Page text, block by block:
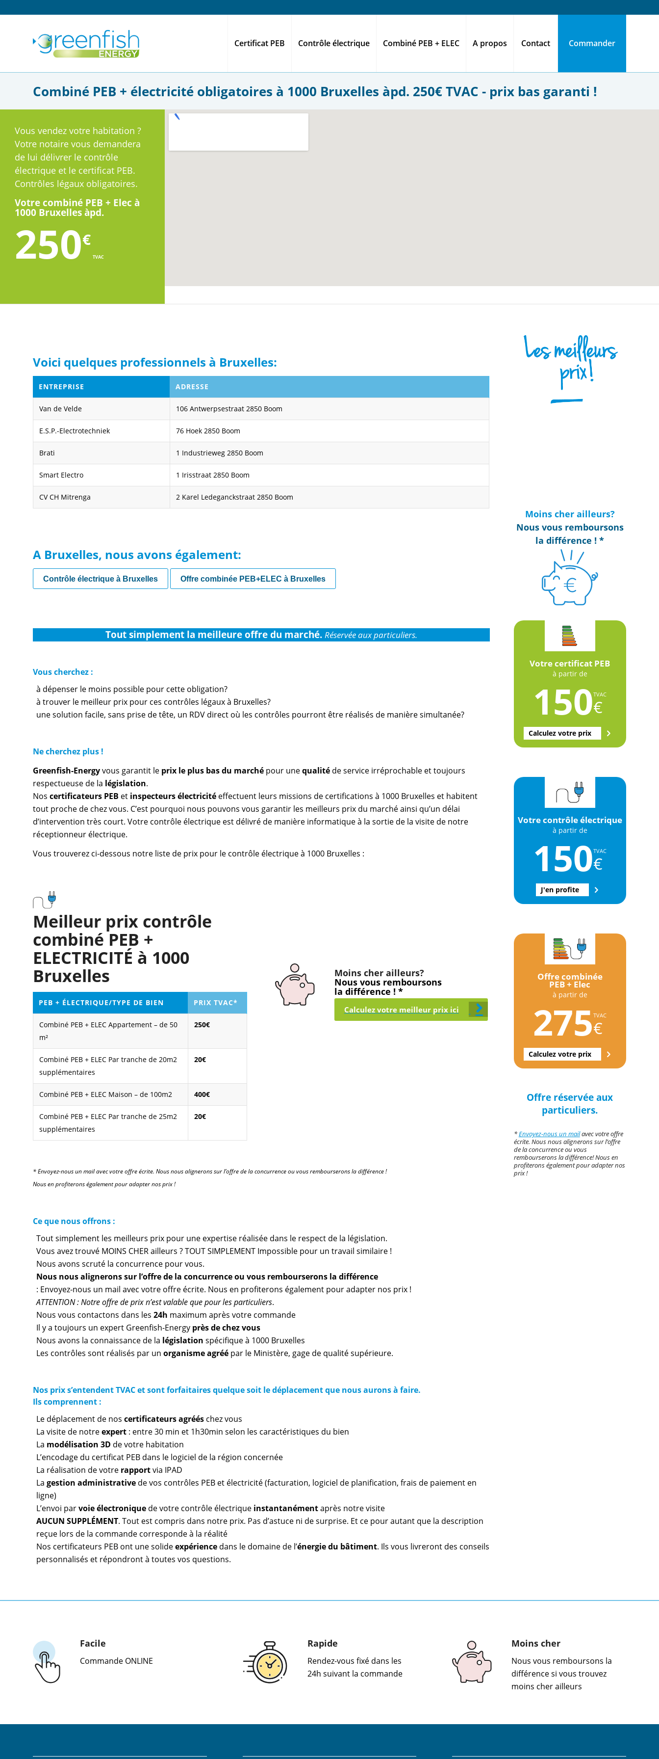
Certificat PEB Contrôle électrique Combiné PEB + ELEC A propos Contact Commander
Combiné PEB + électricité obligatoires à 1000 Bruxelles àpd. 250€ TVAC - prix bas garanti !
Vous vendez votre habitation ?
Votre notaire vous demandera
de lui délivrer le contrôle
électrique et le certificat PEB.
Contrôles légaux obligatoires.
Votre combiné PEB + Elec à
1000 Bruxelles àpd.
250€
TVAC
Voici quelques professionnels à Bruxelles:
ENTREPRISE ADRESSE
Van de Velde 106 Antwerpsestraat 2850 Boom
E.S.P.-Electrotechniek 76 Hoek 2850 Boom
Brati 1 Industrieweg 2850 Boom
Smart Electro 1 Irisstraat 2850 Boom
CV CH Mitrenga 2 Karel Ledeganckstraat 2850 Boom
A Bruxelles, nous avons également:
Contrôle électrique à Bruxelles Offre combinée PEB+ELEC à Bruxelles
Tout simplement la meilleure offre du marché. Réservée aux particuliers.
Vous cherchez :
à dépenser le moins possible pour cette obligation?
à trouver le meilleur prix pour ces contrôles légaux à Bruxelles?
une solution facile, sans prise de tête, un RDV direct où les contrôles pourront être réalisés de manière simultanée?
Ne cherchez plus !
Greenfish-Energyvous garantit le prix le plus bas du marché pour unequalité de service irréprochable et toujours
respectueuse de la législation.
Nos certificateurs PEB et inspecteurs électricité effectuent leurs missions de certifications à 1000 Bruxelles et habitent
tout proche de chez vous. C’est pourquoi nous pouvons vous garantir les meilleurs prix du marché ainsi qu’un délai
d’intervention très court. Votre contrôle électrique est délivré de manière informatique à la sortie de la visite de notre
réceptionneur électrique.
Vous trouverez ci-dessous notre liste de prix pour le contrôle électrique à 1000 Bruxelles :
Meilleur prix contrôle
combiné PEB +
ELECTRICITÉ à 1000
Bruxelles
PEB + ÉLECTRIQUE/TYPE DE BIEN PRIX TVAC*
Combiné PEB + ELEC Appartement – de 50
m²
250€
Combiné PEB + ELEC Par tranche de 20m2
supplémentaires
20€
Combiné PEB + ELEC Maison – de 100m2 400€
Combiné PEB + ELEC Par tranche de 25m2
supplémentaires
20€
Moins cher ailleurs?
Nous vous remboursons
la différence ! *
Calculez votre meilleur prix ici
* Envoyez-nous un mail avec votre offre écrite. Nous nous alignerons sur l’offre de la concurrence ou vous rembourserons la différence !
Nous en profiterons également pour adapter nos prix !
Ce que nous offrons :
Tout simplement les meilleurs prix pour une expertise réalisée dans le respect de la législation.
Vous avez trouvé MOINS CHER ailleurs ? TOUT SIMPLEMENT Impossible pour un travail similaire !
Nous avons scruté la concurrence pour vous.
Nous nous alignerons sur l’offre de la concurrence ou vous rembourserons la différence
: Envoyez-nous un mail avec votre offre écrite. Nous en profiterons également pour adapter nos prix !
ATTENTION : Notre offre de prix n’est valable que pour les particuliers.
Nous vous contactons dans les 24h maximum après votre commande
Il y a toujours un expert Greenfish-Energy près de chez vous
Nous avons la connaissance de la législation spécifique à 1000 Bruxelles
Les contrôles sont réalisés par un organisme agréé par le Ministère, gage de qualité supérieure.
Nos prix s’entendent TVAC et sont forfaitaires quelque soit le déplacement que nous aurons à faire.
Ils comprennent :
Le déplacement de nos certificateurs agréés chez vous
La visite de notreexpert : entre 30 min et 1h30min selon les caractéristiques du bien
La modélisation 3D de votre habitation
L’encodage du certificat PEB dans le logiciel de la région concernée
La réalisation de votre rapportvia IPAD
La gestion administrative de vos contrôles PEB et électricité (facturation, logiciel de planification, frais de paiement en
ligne)
L’envoi parvoie électronique de votre contrôle électrique instantanémentaprès notre visite
AUCUN SUPPLÉMENT. Tout est compris dans notre prix. Pas d’astuce ni de surprise. Et ce pour autant que la description
reçue lors de la commande corresponde à la réalité
Nos certificateurs PEB ont une solideexpérience dans le domaine de l’énergie du bâtiment. Ils vous livreront des conseils
personnalisés et répondront à toutes vos questions.
Moins cher ailleurs?
Nous vous remboursons
la différence ! *
Votre certificat PEB
à partir de
150TVAC
€
Calculez votre prix
Votre contrôle électrique
à partir de
150TVAC
€
J'en profite
Offre combinée
PEB + Elec
à partir de
275TVAC
€
Calculez votre prix
Offre réservée aux
particuliers.
*Envoyez-nous un mailavec votre offre
écrite. Nous nous alignerons sur l’offre
de la concurrence ou vous
rembourserons la différence! Nous en
profiterons également pour adapter nos
prix !
Facile
Commande ONLINE
Rapide
Rendez-vous fixé dans les
24h suivant la commande
Moins cher
Nous vous remboursons la
différence si vous trouvez
moins cher ailleurs